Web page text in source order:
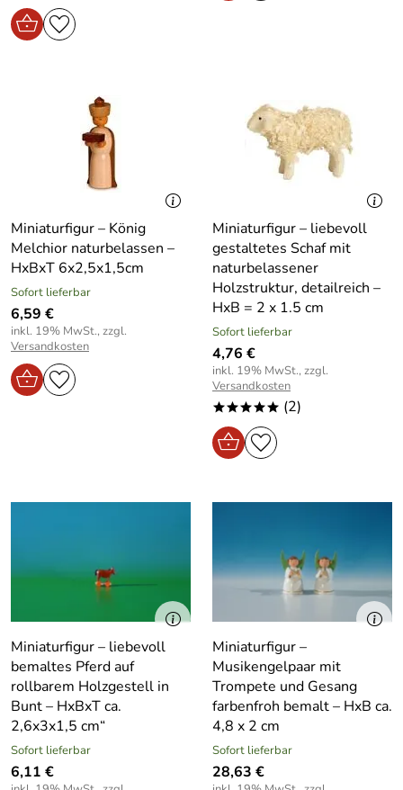
Miniaturfigur – König
Melchior naturbelassen –
HxBxT 6x2,5x1,5cm
Sofort lieferbar
6,59 €
inkl. 19% MwSt., zzgl.
Versandkosten
Miniaturfigur – liebevoll
gestaltetes Schaf mit
naturbelassener
Holzstruktur, detailreich –
HxB = 2 x 1.5 cm
Sofort lieferbar
4,76 €
inkl. 19% MwSt., zzgl.
Versandkosten
***** (2)
Miniaturfigur – liebevoll
bemaltes Pferd auf
rollbarem Holzgestell in
Bunt – HxBxT ca.
2,6x3x1,5 cm“
Sofort lieferbar
6,11 €
Miniaturfigur –
Musikengelpaar mit
Trompete und Gesang
farbenfroh bemalt – HxB ca.
4,8 x 2 cm
Sofort lieferbar
28,63 €